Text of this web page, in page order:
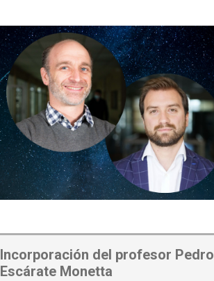
Incorporación del profesor Pedro
Escárate Monetta